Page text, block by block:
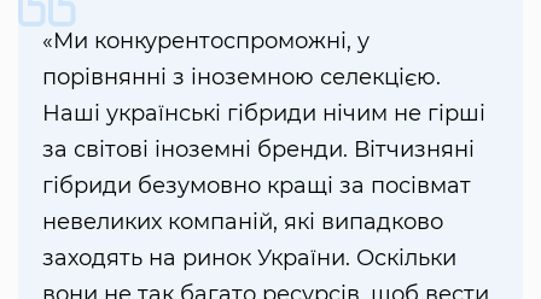
«Ми конкурентоспроможні, у
порівнянні з іноземною селекцією.
Наші українські гібриди нічим не гірші
за світові іноземні бренди. Вітчизняні
гібриди безумовно кращі за посівмат
невеликих компаній, які випадково
заходять на ринок України. Оскільки